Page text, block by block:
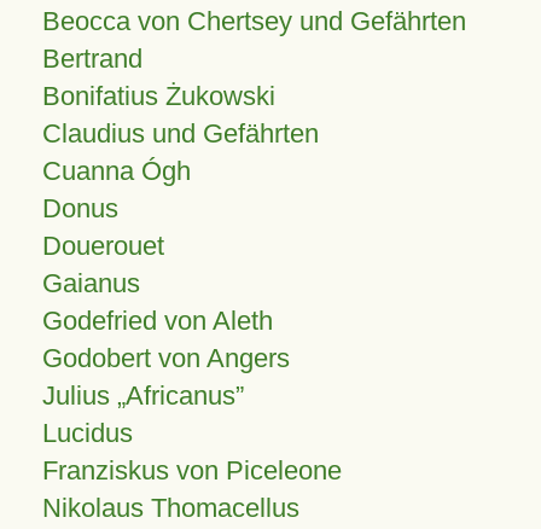
Beocca von Chertsey und Gefährten
Bertrand
Bonifatius Żukowski
Claudius und Gefährten
Cuanna Ógh
Donus
Douerouet
Gaianus
Godefried von Aleth
Godobert von Angers
Julius Africanus
Lucidus
Franziskus von Piceleone
Nikolaus Thomacellus